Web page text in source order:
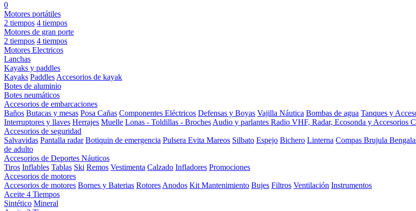
0
Motores portátiles
2 tiempos 4 tiempos
Motores de gran porte
2 tiempos 4 tiempos
Motores Electricos
Lanchas
Kayaks y paddles
Kayaks Paddles Accesorios de kayak
Botes de aluminio
Botes neumáticos
Accesorios de embarcaciones
Baños Butacas y mesas Posa Cañas Componentes Eléctricos Defensas y Boyas Vajilla Náutica Bombas de agua Tanques y
Interruptores y llaves Herrajes Muelle Lonas - Toldillas - Broches Audio y parlantes Radio VHF, Radar, Ecosonda y Accesorios
Accesorios de seguridad
Salvavidas Pantalla radar Botiquin de emergencia Pulsera Evita Mareos Silbato Espejo Bichero Linterna Compas Brujula
de adulto
Accesorios de Deportes Náuticos
Tiros Inflables Tablas Ski Remos Vestimenta Calzado Infladores Promociones
Accesorios de motores
Accesorios de motores Bornes y Baterias Rotores Anodos Kit Mantenimiento Bujes Filtros Ventilación Instrumentos
Aceite 4 Tiempos
Sintético Mineral